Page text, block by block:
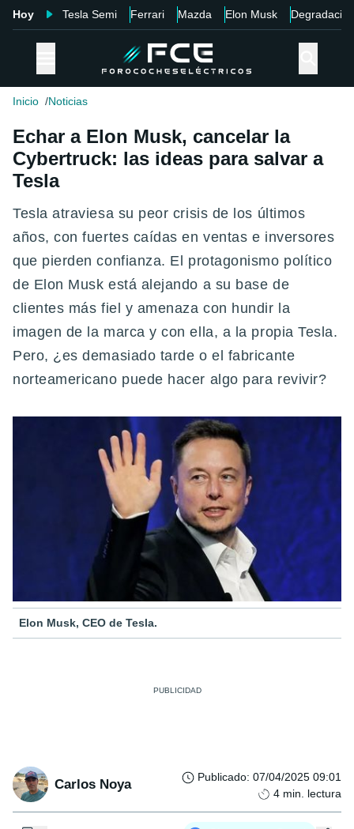
Hoy Tesla Semi Ferrari Mazda Elon Musk Degradación
Inicio Noticias
Echar a Elon Musk, cancelar la
Cybertruck: las ideas para salvar a
Tesla
Tesla atraviesa su peor crisis de los últimos
años, con fuertes caídas en ventas e inversores
que pierden confianza. El protagonismo político
de Elon Musk está alejando a su base de
clientes más fiel y amenaza con hundir la
imagen de la marca y con ella, a la propia Tesla.
Pero, ¿es demasiado tarde o el fabricante
norteamericano puede hacer algo para revivir?
Elon Musk, CEO de Tesla.
Carlos Noya Publicado: 07/04/2025 09:01
4 min. lectura